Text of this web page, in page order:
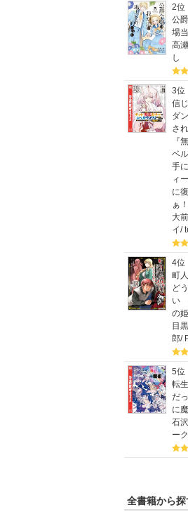
2位
公
場
高
し
3位
信
ダ
さ
『
ベ
手
ィ
に
ぁ
大
イ/
4位
町
ど
い
の
目
郎/
5位
転
だ
に
石
ー
全書籍から探